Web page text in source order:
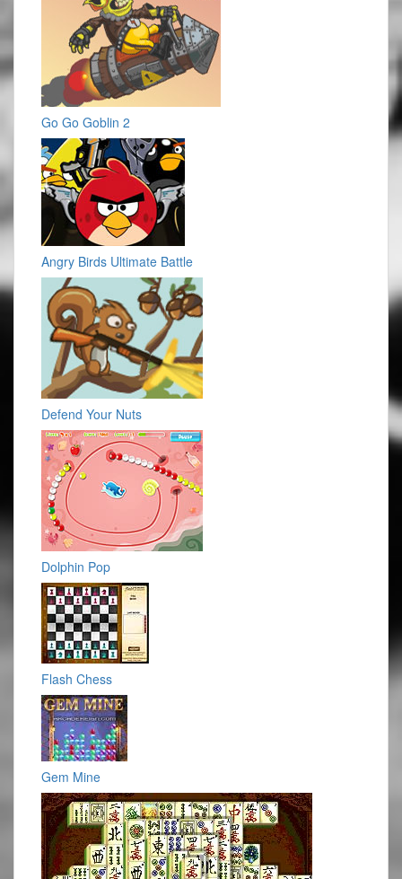
Go Go Goblin 2
Angry Birds Ultimate Battle
Defend Your Nuts
Dolphin Pop
Flash Chess
Gem Mine